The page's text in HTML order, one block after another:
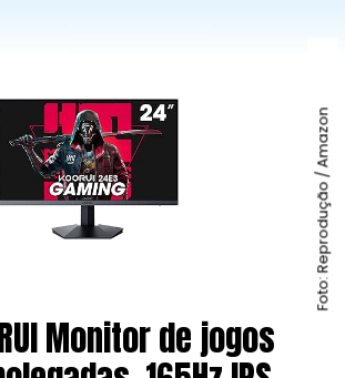
Monitor de jogos
Foto: Reprodução / Amazon